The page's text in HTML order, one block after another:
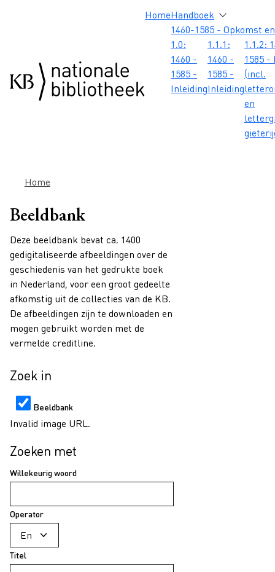
Hoofdnavigatie
HomeHandboek
1460-1585 - Opkomst
1.0:
1460 -
1585 -
Inleiding
1.1.1:
1460 -
1585 -
Inleiding
1.1.2:
1585
(incl.
en
Kruimelpad
Home
Beeldbank
Deze beeldbank bevat ca. 1400
gedigitaliseerde afbeeldingen over de
geschiedenis van het gedrukte boek
in Nederland, voor een groot gedeelte
afkomstig uit de collecties van de KB.
De afbeeldingen zijn te downloaden en
mogen gebruikt worden met de
vermelde creditline.
Zoek in
Beeldbank
Invalid image URL.
Zoeken met
Willekeurig woord
Operator
Titel